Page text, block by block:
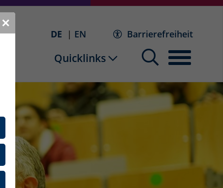
✕
DE EN Barrierefreiheit
Quicklinks